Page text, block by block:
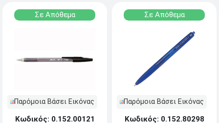
Σε Απόθεμα
Παρόμοια Βάσει Εικόνας
Κωδικός: 0.152.00121
Σε Απόθεμα
Παρόμοια Βάσει Εικόνας
Κωδικός: 0.152.80298